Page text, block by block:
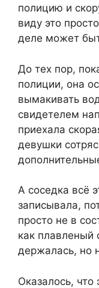
полицию и
виду это
деле может
До тех пор,
полиции, она
вымакивать
свидетелем
приехала
девушки
А соседка всё
записывала,
просто не в
как
держалась, но
Оказалось, что